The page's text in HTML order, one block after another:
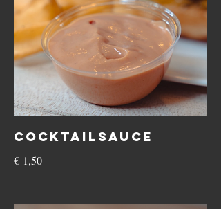
Cocktailsauce
€ 1,50